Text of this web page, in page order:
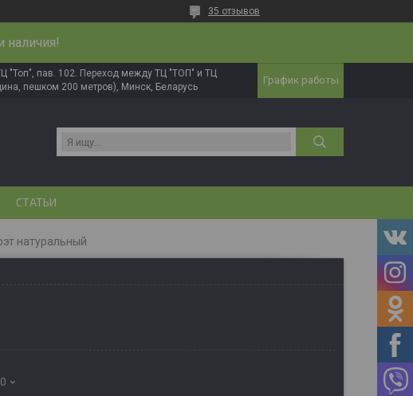
35 отзывов
наличия!
"Топ", пав. 102. Переход между ТЦ "ТОП" и ТЦ
пешком 200 метров), Минск, Беларусь
График работы
СТАТЬИ
натуральный